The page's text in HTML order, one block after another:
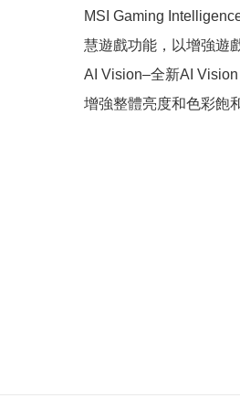
MSI Gaming
慧遊戲功能，以增強遊
AI Vision–全新AI
增強整體亮度和色彩飽